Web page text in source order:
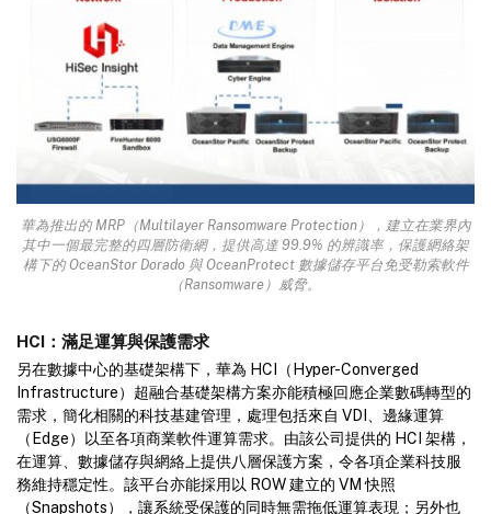
華為推出的 MRP（Multilayer Ransomware Protection），建立在業界內
其中一個最完整的四層防衛網，提供高達 99.9% 的辨識率，保護網絡架
構下的 OceanStor Dorado 與 OceanProtect 數據儲存平台免受勒索軟件
（Ransomware）威脅。
HCI：滿足運算與保護需求
另在數據中心的基礎架構下，華為 HCI（Hyper-Converged
Infrastructure）超融合基礎架構方案亦能積極回應企業數碼轉型的
需求，簡化相關的科技基建管理，處理包括來自 VDI、邊緣運算
（Edge）以至各項商業軟件運算需求。由該公司提供的 HCI 架構，
在運算、數據儲存與網絡上提供八層保護方案，令各項企業科技服
務維持穩定性。該平台亦能採用以 ROW 建立的 VM 快照
（Snapshots），讓系統受保護的同時無需拖低運算表現；另外也